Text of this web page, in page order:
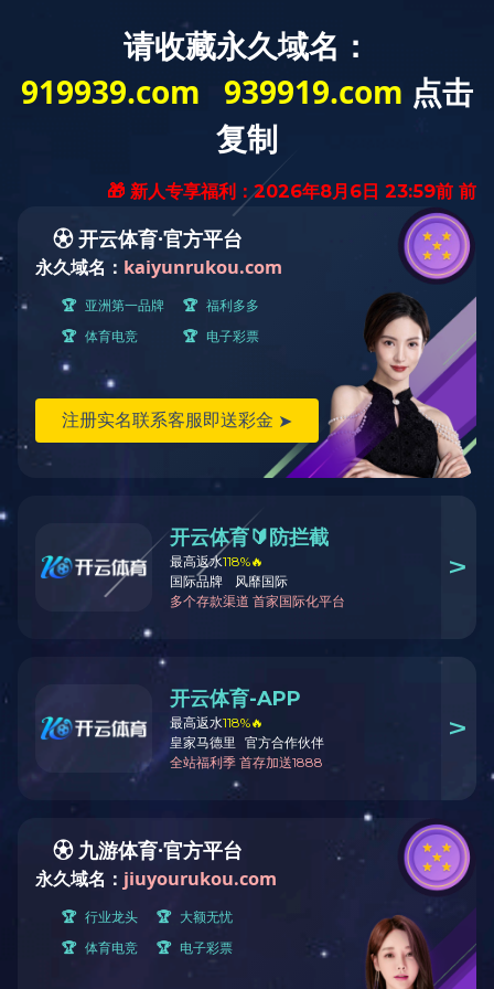
首页 关于东林 新闻动态
产品展示
工程业绩
人力资源 米兰体育在线网站_米兰体育(中国) English
带式输送系统 大倾角带式输送系统
刮板输送系统
螺旋输送系统 加湿搅拌系统 往复给煤系统 圆盘给料系统
胶带机头部伸缩装置 其它输送配件
浏览量：7736